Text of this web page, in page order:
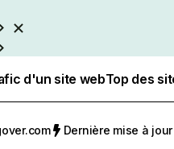
d'un site webTop des
Dernière mise à